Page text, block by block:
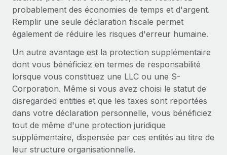
probablement des économies de temps et d'argent.
Remplir une seule déclaration fiscale permet
également de réduire les risques d'erreur humaine.
Un autre avantage est la protection supplémentaire
dont vous bénéficiez en termes de responsabilité
lorsque vous constituez une LLC ou une S-
Corporation. Même si vous avez choisi le statut de
disregarded entities et que les taxes sont reportées
dans votre déclaration personnelle, vous bénéficiez
tout de même d'une protection juridique
supplémentaire, dispensée par ces entités au titre de
leur structure organisationnelle.